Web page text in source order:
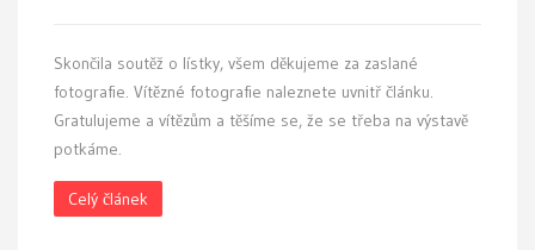
Skončila soutěž o lístky, všem děkujeme za zaslané
fotografie. Vítězné fotografie naleznete uvnitř článku.
Gratulujeme a vítězům a těšíme se, že se třeba na výstavě
potkáme.
Celý článek